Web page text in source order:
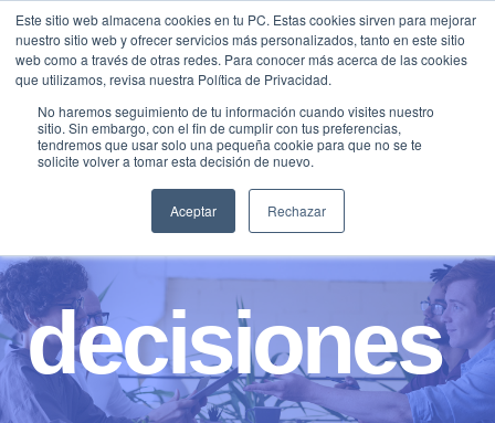
Este sitio web almacena cookies en tu PC. Estas cookies sirven para mejorar
nuestro sitio web y ofrecer servicios más personalizados, tanto en este sitio
web como a través de otras redes. Para conocer más acerca de las cookies
que utilizamos, revisa nuestra Política de Privacidad.
No haremos seguimiento de tu información cuando visites nuestro
sitio. Sin embargo, con el fin de cumplir con tus preferencias,
tendremos que usar solo una pequeña cookie para que no se te
solicite volver a tomar esta decisión de nuevo.
Aceptar Rechazar
Saltar
contenido
decisiones
Traducir »